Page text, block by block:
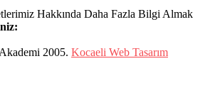
Hakkında Daha Fazla Bilgi Almak
2005. Kocaeli Web Tasarım